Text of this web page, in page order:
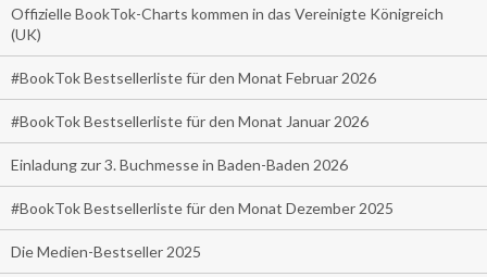
Offizielle BookTok-Charts kommen in das Vereinigte Königreich
(UK)
#BookTok Bestsellerliste für den Monat Februar 2026
#BookTok Bestsellerliste für den Monat Januar 2026
Einladung zur 3. Buchmesse in Baden-Baden 2026
#BookTok Bestsellerliste für den Monat Dezember 2025
Die Medien-Bestseller 2025